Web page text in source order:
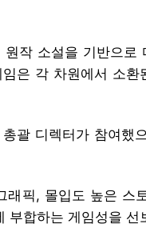
작 소설을 기반으로
은 각 차원에서 소
괄 디렉터가 참여했
픽, 몰입도 높은 스
부합하는 게임성을 선